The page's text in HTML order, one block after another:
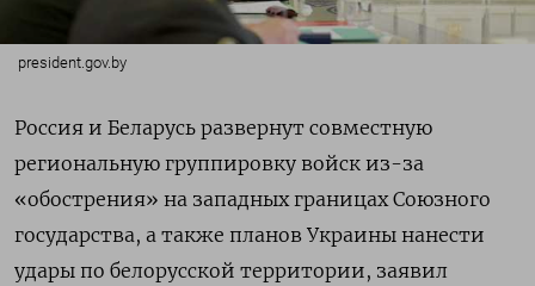
president.gov.by
Россия и Беларусь развернут совместную
региональную группировку войск из-за
«обострения» на западных границах Союзного
государства, а также планов Украины нанести
удары по белорусской территории, заявил